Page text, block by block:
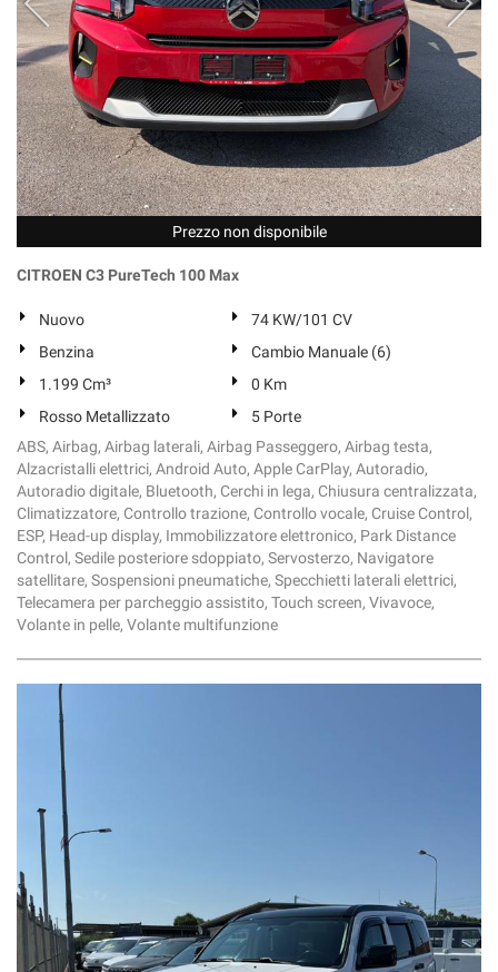
Prezzo non disponibile
CITROEN C3 PureTech 100 Max
Nuovo
74 KW/101 CV
Benzina
Cambio Manuale (6)
1.199 Cm³
0 Km
Rosso Metallizzato
5 Porte
ABS, Airbag, Airbag laterali, Airbag Passeggero, Airbag testa,
Alzacristalli elettrici, Android Auto, Apple CarPlay, Autoradio,
Autoradio digitale, Bluetooth, Cerchi in lega, Chiusura centralizzata,
Climatizzatore, Controllo trazione, Controllo vocale, Cruise Control,
ESP, Head-up display, Immobilizzatore elettronico, Park Distance
Control, Sedile posteriore sdoppiato, Servosterzo, Navigatore
satellitare, Sospensioni pneumatiche, Specchietti laterali elettrici,
Telecamera per parcheggio assistito, Touch screen, Vivavoce,
Volante in pelle, Volante multifunzione